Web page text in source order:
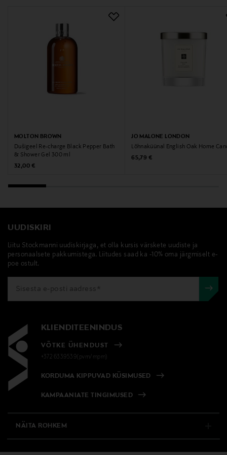
MOLTON BROWN
Dušigeel Re-charge Black Pepper Bath
& Shower Gel 300 ml
Original Price
32,00 €
JO MALONE LONDON
Lõhnaküünal English Oak Home
Original Price
65,79 €
UUDISKIRI
Liitu Stockmanni uudiskirjaga, et olla kursis värskete uudiste ja
personaalsete pakkumistega. Liitudes saad ka -10% oma järgmiselt e-
poe ostult.
KLIENDITEENINDUS
VÕTKE ÜHENDUST
+372 6339539(pvm/mpm)
KORDUMA KIPPUVAD KÜSIMUSED
KAMPAANIATE TINGIMUSED
NÄITA ROHKEM